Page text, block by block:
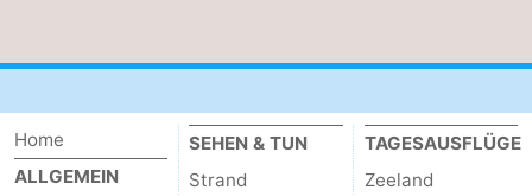
Home
ALLGEMEIN
SEHEN & TUN
Strand
TAGESAUSFLÜGE
Zeeland